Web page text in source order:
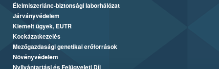
Élelmiszerlánc-biztonsági laborhálózat
Járványvédelem
Kiemelt ügyek, EUTR
Kockázatkezelés
Mezőgazdasági genetikai erőforrások
Növényvédelem
Nyilvántartási és Felügyeleti Díj